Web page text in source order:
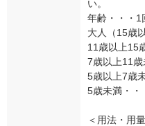
い。
年齢・・・1
大人（15歳
11歳以上15
7歳以上11
5歳以上7歳
5歳未満・・
＜用法・用